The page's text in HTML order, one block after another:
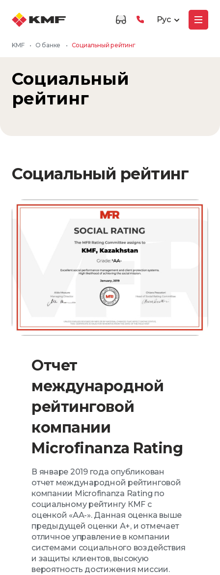
Рус
KMF • О банке • Социальный рейтинг
Социальный
рейтинг
Социальный рейтинг
Отчет
международной
рейтинговой
компании
Microfinanza Rating
В январе 2019 года опубликован
отчет международной рейтинговой
компании Microfinanza Rating по
социальному рейтингу КМF с
оценкой «АА-». Данная оценка выше
предыдущей оценки А+, и отмечает
отличное управление в компании
системами социального воздействия
и защиты клиентов, высокую
вероятность достижения миссии.